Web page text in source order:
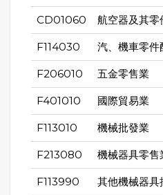
CD01060 航空器及其零
F114030 汽、機車零件
F206010 五金零售業
F401010 國際貿易業
F113010 機械批發業
F213080 機械器具零售
F113990 其他機械器具